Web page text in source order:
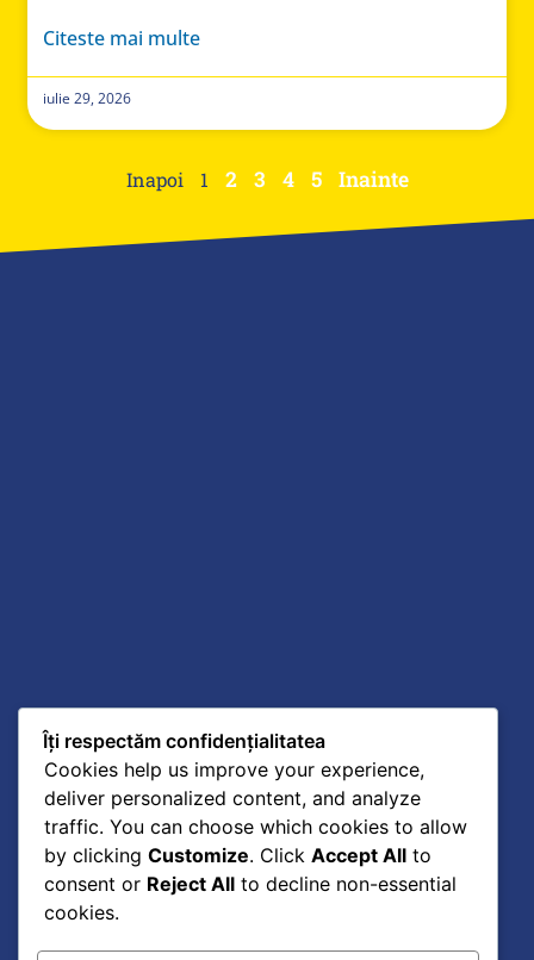
Citeste mai multe
iulie 29, 2026
Inapoi 1 2 3 4 5 Inainte
Îți respectăm confidențialitatea
Cookies help us improve your experience,
deliver personalized content, and analyze
traffic. You can choose which cookies to allow
by clicking Customize. Click Accept All to
consent or Reject All to decline non-essential
cookies.